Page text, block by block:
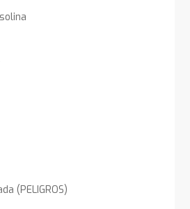
(PELIGROS)